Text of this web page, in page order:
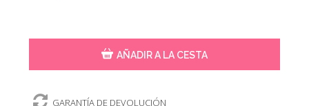
AÑADIR A LA CESTA
GARANTÍA DE DEVOLUCIÓN